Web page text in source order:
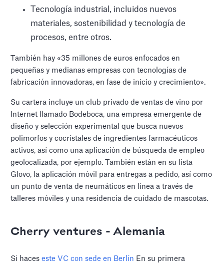
Tecnología industrial, incluidos nuevos
materiales, sostenibilidad y tecnología de
procesos, entre otros.
También hay «35 millones de euros enfocados en
pequeñas y medianas empresas con tecnologías de
fabricación innovadoras, en fase de inicio y crecimiento».
Su cartera incluye un club privado de ventas de vino por
Internet llamado Bodeboca, una empresa emergente de
diseño y selección experimental que busca nuevos
polimorfos y cocristales de ingredientes farmacéuticos
activos, así como una aplicación de búsqueda de empleo
geolocalizada, por ejemplo. También están en su lista
Glovo, la aplicación móvil para entregas a pedido, así como
un punto de venta de neumáticos en línea a través de
talleres móviles y una residencia de cuidado de mascotas.
Cherry ventures - Alemania
Si haceseste VC con sede en Berlín En su primera